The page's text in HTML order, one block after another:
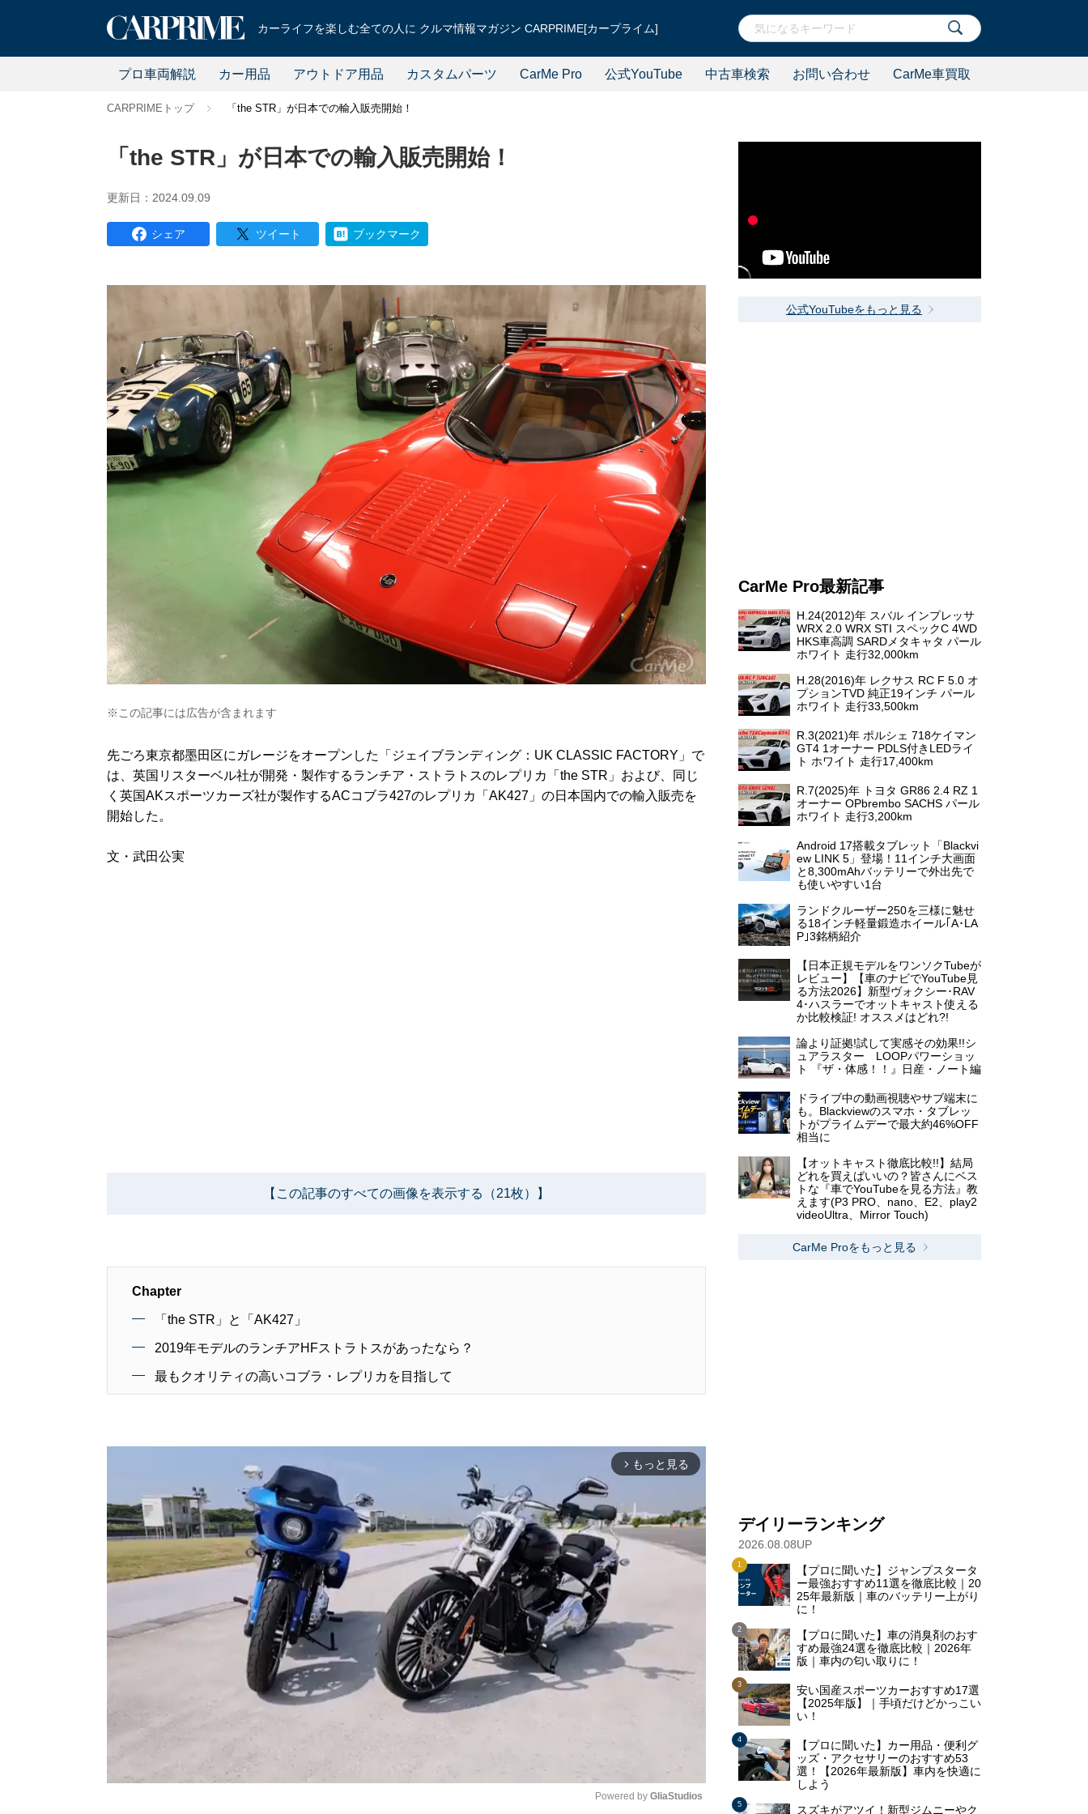
カーライフを楽しむ全ての人に クルマ情報マガジン CARPRIME[カープライム]
プロ車両解説 カー用品 アウトドア用品 カスタムパーツ CarMe Pro 公式YouTube 中古車検索 お問い合わせ CarMe車買取
CARPRIMEトップ 「the STR」が日本での輸入販売開始！
「the STR」が日本での輸入販売開始！
更新日：2024.09.09
シェア ツイート ブックマーク
※この記事には広告が含まれます
先ごろ東京都墨田区にガレージをオープンした「ジェイブランディング：UK CLASSIC FACTORY」で
は、英国リスターベル社が開発・製作するランチア・ストラトスのレプリカ「the STR」および、同じ
く英国AKスポーツカーズ社が製作するACコブラ427のレプリカ「AK427」の日本国内での輸入販売を
開始した。
文・武田公実
【この記事のすべての画像を表示する（21枚）】
Chapter
「the STR」と「AK427」
2019年モデルのランチアHFストラトスがあったなら？
最もクオリティの高いコブラ・レプリカを目指して
arrow_forward_ios もっと見る
Powered by GliaStudios
公式YouTubeをもっと見る
CarMe Pro最新記事
H.24(2012)年 スバル インプレッサ
WRX 2.0 WRX STI スペックC 4WD
HKS車高調 SARDメタキャタ パール
ホワイト 走行32,000km
H.28(2016)年 レクサス RC F 5.0 オ
プションTVD 純正19インチ パール
ホワイト 走行33,500km
R.3(2021)年 ポルシェ 718ケイマン
GT4 1オーナー PDLS付きLEDライ
ト ホワイト 走行17,400km
R.7(2025)年 トヨタ GR86 2.4 RZ 1
オーナー OPbrembo SACHS パール
ホワイト 走行3,200km
Android 17搭載タブレット「Blackvi
ew LINK 5」登場！11インチ大画面
と8,300mAhバッテリーで外出先で
も使いやすい1台
ランドクルーザー250を三様に魅せ
る18インチ軽量鍛造ホイール｢A･LA
P｣3銘柄紹介
【日本正規モデルをワンソクTubeが
レビュー】【車のナビでYouTube見
る方法2026】新型ヴォクシー･RAV
4･ハスラーでオットキャスト使える
か比較検証! オススメはどれ?!
論より証拠!試して実感その効果!!シ
ュアラスター LOOPパワーショッ
ト 『ザ・体感！！』日産・ノート編
ドライブ中の動画視聴やサブ端末に
も。Blackviewのスマホ・タブレッ
トがプライムデーで最大約46%OFF
相当に
【オットキャスト徹底比較!!】結局
どれを買えばいいの？皆さんにベス
トな『車でYouTubeを見る方法』教
えます(P3 PRO、nano、E2、play2
videoUltra、Mirror Touch)
CarMe Proをもっと見る
デイリーランキング
2026.08.08UP
【プロに聞いた】ジャンプスタータ
ー最強おすすめ11選を徹底比較｜20
25年最新版｜車のバッテリー上がり
に！
【プロに聞いた】車の消臭剤のおす
すめ最強24選を徹底比較｜2026年
版｜車内の匂い取りに！
安い国産スポーツカーおすすめ17選
【2025年版】｜手頃だけどかっこい
い！
【プロに聞いた】カー用品・便利グ
ッズ・アクセサリーのおすすめ53
選！【2026年最新版】車内を快適に
しよう
スズキがアツイ！新型ジムニーやク